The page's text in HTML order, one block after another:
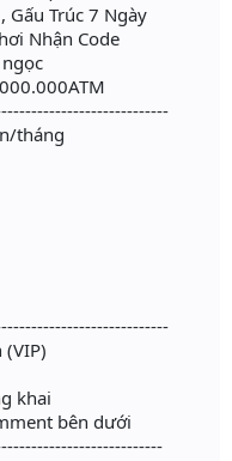
Gấu Trúc 7 Ngày
Nhận Code
tháng
khai
bên dưới